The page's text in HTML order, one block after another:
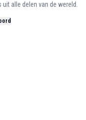
uit alle delen van de wereld.